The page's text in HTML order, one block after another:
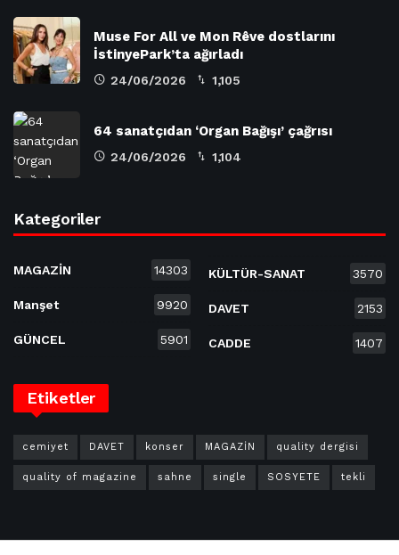
Muse For All ve Mon Rêve dostlarını
İstinyePark’ta ağırladı
24/06/2026 1,105
64 sanatçıdan ‘Organ Bağışı’ çağrısı
24/06/2026 1,104
Kategoriler
MAGAZİN 14303
Manşet 9920
GÜNCEL 5901
KÜLTÜR-SANAT 3570
DAVET 2153
CADDE 1407
Etiketler
cemiyet DAVET konser MAGAZİN quality dergisi
quality of magazine sahne single SOSYETE tekli